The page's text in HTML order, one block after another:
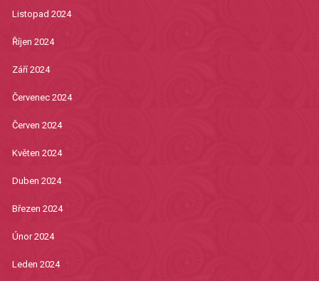
Listopad 2024
Říjen 2024
Září 2024
Červenec 2024
Červen 2024
Květen 2024
Duben 2024
Březen 2024
Únor 2024
Leden 2024